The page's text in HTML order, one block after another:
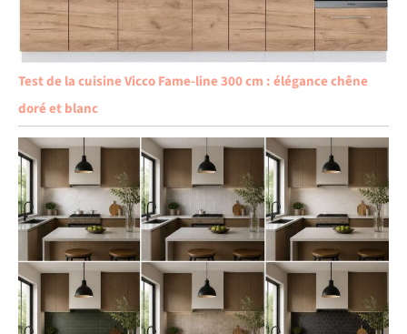
Test de la cuisine Vicco Fame-line 300 cm : élégance chêne
doré et blanc